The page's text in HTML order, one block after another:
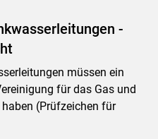
-
müssen ein
für das Gas und
(Prüfzeichen für